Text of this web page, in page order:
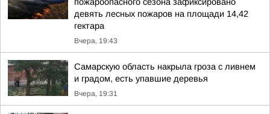
девять лесных пожаров на площади 14,42
гектара
Вчера, 19:43
Самарскую область накрыла гроза с ливнем
и градом, есть упавшие деревья
Вчера, 19:31